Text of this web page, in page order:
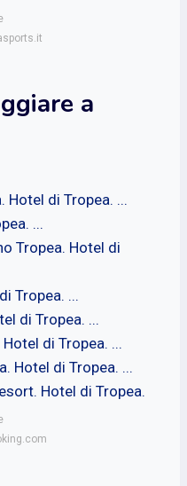
a
Hotel di Tropea. ...
...
Tropea. Hotel di
Tropea. ...
di Tropea. ...
di Tropea. ...
Hotel di Tropea. ...
Hotel di Tropea.